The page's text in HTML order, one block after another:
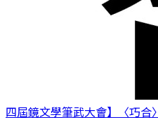
四屆鏡文學筆武大會】〈巧合〉